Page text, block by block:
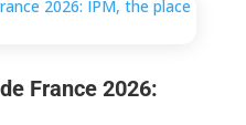
France 2026: